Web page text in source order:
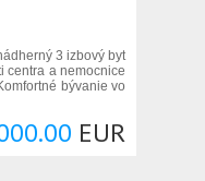
3 izbový byt
centra a nemocnice
bývanie vo
EUR